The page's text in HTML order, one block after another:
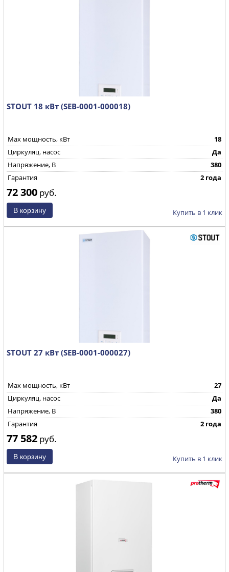
STOUT 18 кВт (SEB-0001-000018)
Max мощность, кВт
18
Циркуляц. насос
Да
Напряжение, В
380
Гарантия
2 года
72 300 руб.
Купить в 1 клик
STOUT 27 кВт (SEB-0001-000027)
Max мощность, кВт
27
Циркуляц. насос
Да
Напряжение, В
380
Гарантия
2 года
77 582 руб.
Купить в 1 клик